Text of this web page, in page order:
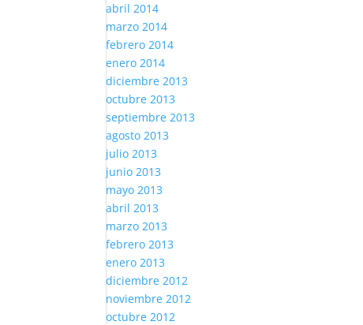
abril 2014
marzo 2014
febrero 2014
enero 2014
diciembre 2013
octubre 2013
septiembre 2013
agosto 2013
julio 2013
junio 2013
mayo 2013
abril 2013
marzo 2013
febrero 2013
enero 2013
diciembre 2012
noviembre 2012
octubre 2012